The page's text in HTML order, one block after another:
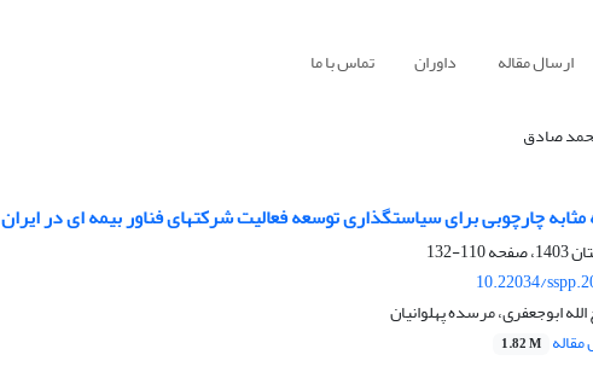
ارسال مقاله داوران تماس با ما
صادق
چارچوبی برای سیاستگذاری توسعه فعالیت شرکتهای فناور بیمه ای در ایران
110-132
10.22034/
ابوجعفری، مرسده پهلوانیان
1.82 M